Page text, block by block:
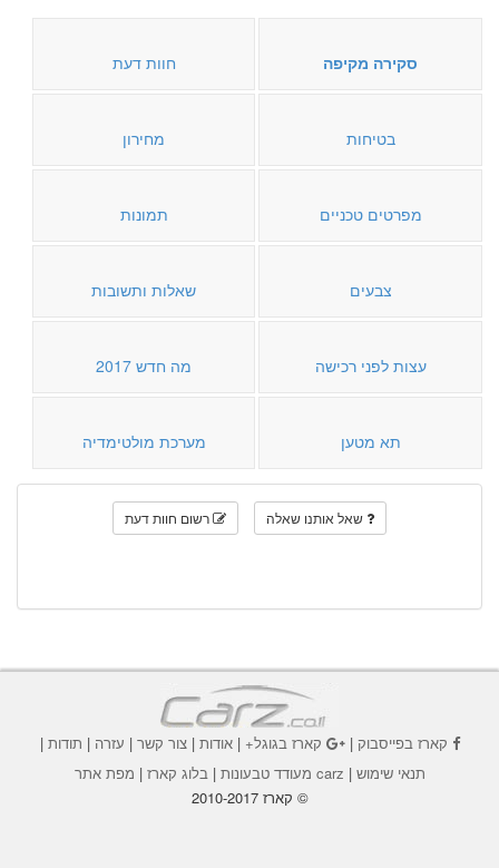
סקירה מקיפה חוות דעת
בטיחות מחירון
מפרטים טכניים תמונות
צבעים שאלות ותשובות
עצות לפני רכישה מה חדש 2017
תא מטען מערכת מולטימדיה
שאל אותנו שאלה רשום חוות דעת
קארז בפייסבוק| קארז בגוגל+|אודות |צור קשר | עזרה | תודות |
תנאי שימוש | carz מעודד טבעונות | בלוג קארז | מפת אתר
© קארז 2010-2017